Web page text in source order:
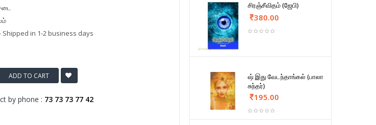
Shipped in 1-2 business days
ADD TO CART
by phone : 73 73 73 77 42
சிரஞ்சீவிதம் (ஜேபி)
380.00
ஷ் இது வேடந்தாங்கல் (பாலா
சுந்தர்)
195.00